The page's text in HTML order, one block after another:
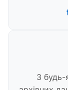
З будь-